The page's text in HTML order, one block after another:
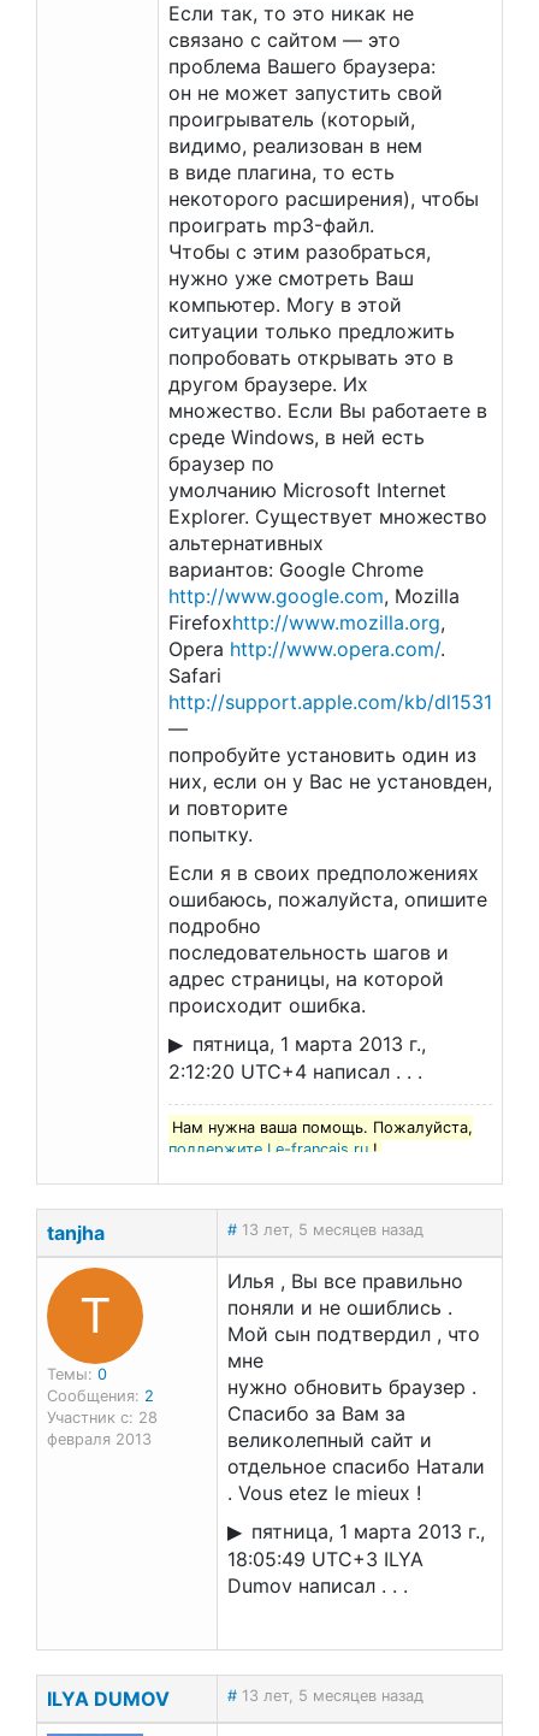
Если так, то это никак не
связано с сайтом — это
проблема Вашего браузера:
он не может запустить свой
проигрыватель (который,
видимо, реализован в нем
в виде плагина, то есть
некоторого расширения), чтобы
проиграть mp3-файл.
Чтобы с этим разобраться,
нужно уже смотреть Ваш
компьютер. Могу в этой
ситуации только предложить
попробовать открывать это в
другом браузере. Их
множество. Если Вы работаете в
среде Windows, в ней есть
браузер по
умолчанию Microsoft Internet
Explorer. Существует множество
альтернативных
вариантов: Google Chrome
http://www.google.com, Mozilla
Firefoxhttp://www.mozilla.org,
Opera http://www.opera.com/.
Safari
http://support.apple.com/kb/dl1531
—
попробуйте установить один из
них, если он у Вас не установден,
и повторите
попытку.
Если я в своих предположениях
ошибаюсь, пожалуйста, опишите
подробно
последовательность шагов и
адрес страницы, на которой
происходит ошибка.
пятница, 1 марта 2013 г.,
2:12:20 UTC+4 написал . . .
Нам нужна ваша помощь. Пожалуйста,
поддержите Le-francais.ru!
tanjha # 13 лет, 5 месяцев назад
T
Темы: 0
Сообщения: 2
Участник с: 28
февраля 2013
Илья , Вы все правильно
поняли и не ошиблись .
Мой сын подтвердил , что
мне
нужно обновить браузер .
Спасибо за Вам за
великолепный сайт и
отдельное спасибо Натали
. Vous etez le mieux !
пятница, 1 марта 2013 г.,
18:05:49 UTC+3 ILYA
Dumov написал . . .
ILYA DUMOV # 13 лет, 5 месяцев назад